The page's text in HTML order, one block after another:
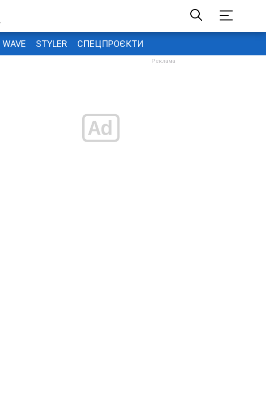
WAVE STYLER СПЕЦПРОЄКТИ